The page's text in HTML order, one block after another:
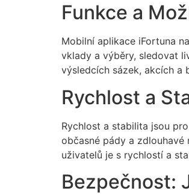
Funkce a
Mobilní aplikace iFortuna
vklady a výběry, sledovat
výsledcích sázek, akcích a
Rychlost a
Rychlost a stabilita jsou
občasné pády a
uživatelů je s rychlostí a
Bezpečnost: